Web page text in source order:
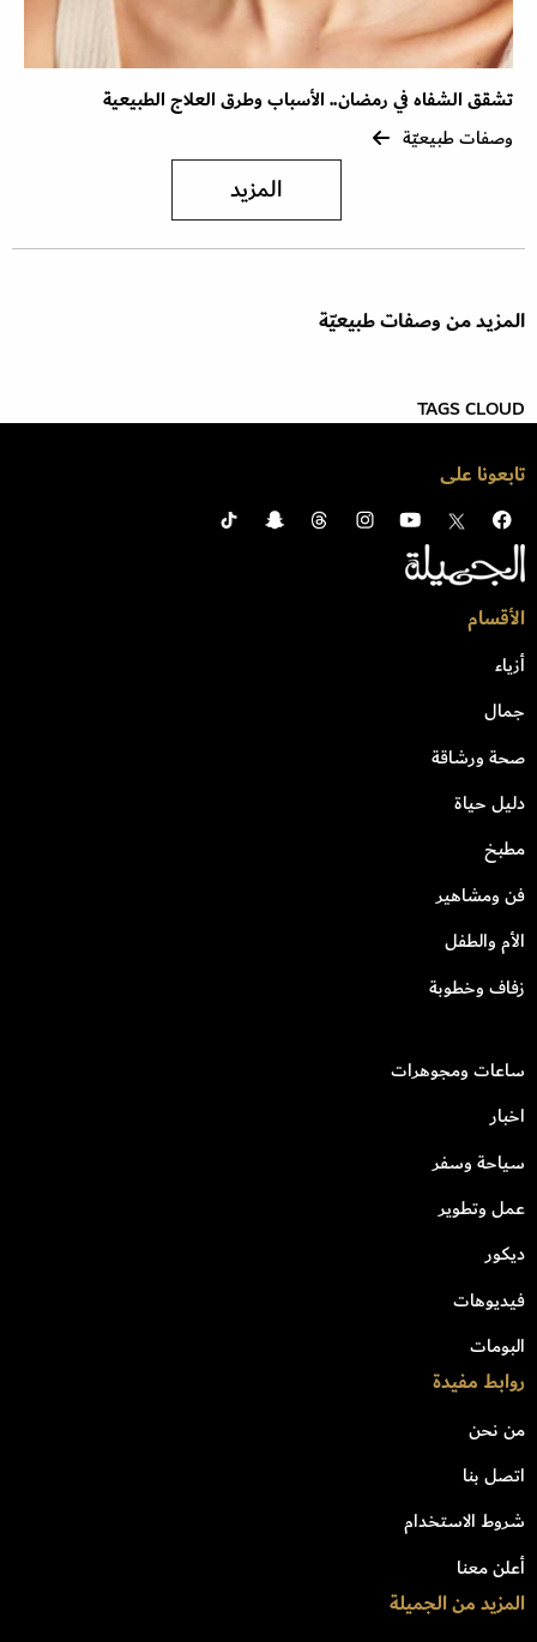
تشقق الشفاه في رمضان.. الأسباب وطرق العلاج الطبيعية
وصفات طبيعيّة
المزيد
المزيد من وصفات طبيعيّة
TAGS CLOUD
تابعونا على
الأقسام
أزياء
جمال
صحة ورشاقة
دليل حياة
مطبخ
فن ومشاهير
الأم والطفل
زفاف وخطوبة
ساعات ومجوهرات
اخبار
سياحة وسفر
عمل وتطوير
ديكور
فيديوهات
البومات
روابط مفيدة
من نحن
اتصل بنا
شروط الاستخدام
أعلن معنا
المزيد من الجميلة